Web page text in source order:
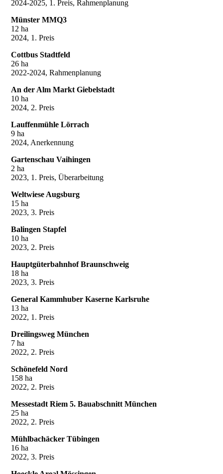
2024-2025, 1. Preis, Rahmenplanung
Münster MMQ3
12 ha
2024, 1. Preis
Cottbus Stadtfeld
26 ha
2022-2024, Rahmenplanung
An der Alm Markt Giebelstadt
10 ha
2024, 2. Preis
Lauffenmühle Lörrach
9 ha
2024, Anerkennung
Gartenschau Vaihingen
2 ha
2023, 1. Preis, Überarbeitung
Weltwiese Augsburg
15 ha
2023, 3. Preis
Balingen Stapfel
10 ha
2023, 2. Preis
Hauptgüterbahnhof Braunschweig
18 ha
2023, 3. Preis
General Kammhuber Kaserne Karlsruhe
13 ha
2022, 1. Preis
Dreilingsweg München
7 ha
2022, 2. Preis
Schönefeld Nord
158 ha
2022, 2. Preis
Messestadt Riem 5. Bauabschnitt München
25 ha
2022, 2. Preis
Mühlbachäcker Tübingen
16 ha
2022, 3. Preis